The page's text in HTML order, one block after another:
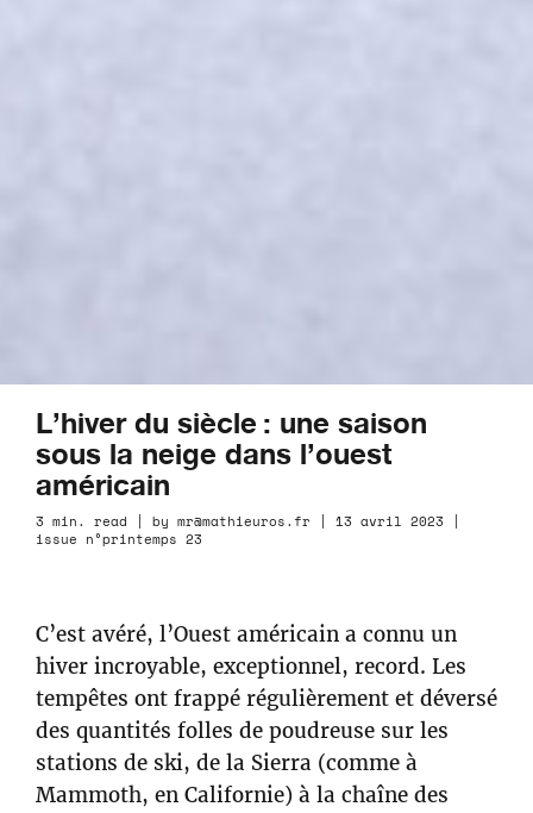
L’hiver du siècle : une saison
sous la neige dans l’ouest
américain
3 min. read | by mr@mathieuros.fr | 13 avril 2023 |
issue n°printemps 23
C’est avéré, l’Ouest américain a connu un
hiver incroyable, exceptionnel, record. Les
tempêtes ont frappé régulièrement et déversé
des quantités folles de poudreuse sur les
stations de ski, de la Sierra (comme à
Mammoth, en Californie) à la chaîne des